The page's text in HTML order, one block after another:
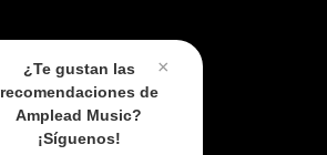
×
¿Te gustan las
recomendaciones de
Amplead Music?
¡Síguenos!